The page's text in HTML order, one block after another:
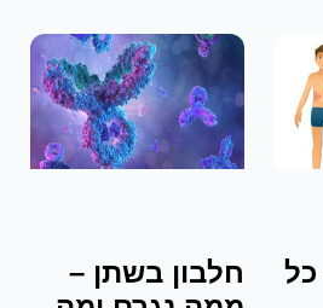
כל
חלבון בשתן –